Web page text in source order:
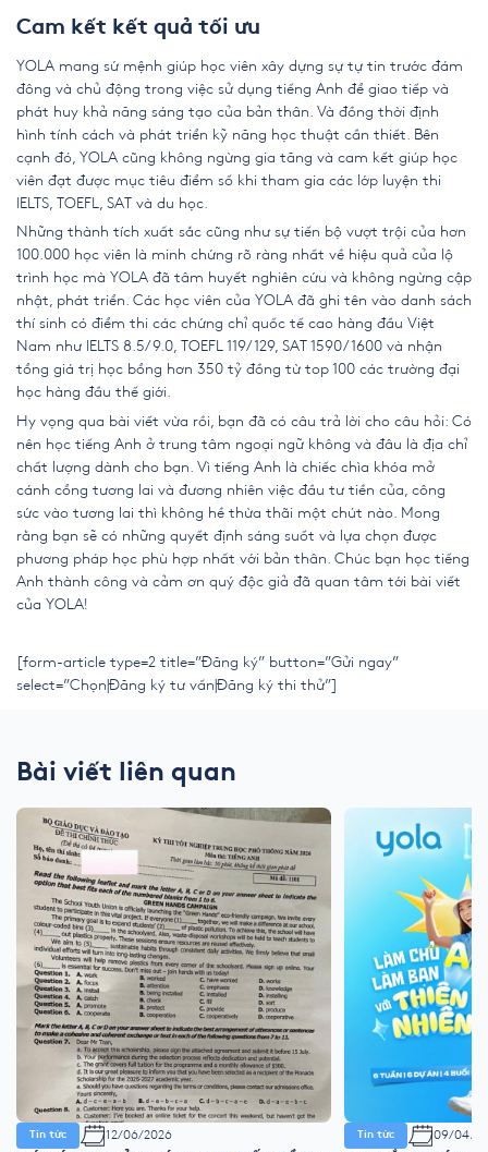
Cam kết kết quả tối ưu
YOLA mang sứ mệnh giúp học viên xây dựng sự tự tin trước đám
đông và chủ động trong việc sử dụng tiếng Anh để giao tiếp và
phát huy khả năng sáng tạo của bản thân. Và đồng thời định
hình tính cách và phát triển kỹ năng học thuật cần thiết. Bên
cạnh đó, YOLA cũng không ngừng gia tăng và cam kết giúp học
viên đạt được mục tiêu điểm số khi tham gia các lớp luyện thi
IELTS, TOEFL, SAT và du học.
Những thành tích xuất sắc cũng như sự tiến bộ vượt trội của hơn
100.000 học viên là minh chứng rõ ràng nhất về hiệu quả của lộ
trình học mà YOLA đã tâm huyết nghiên cứu và không ngừng cập
nhật, phát triển. Các học viên của YOLA đã ghi tên vào danh sách
thí sinh có điểm thi các chứng chỉ quốc tế cao hàng đầu Việt
Nam như IELTS 8.5/9.0, TOEFL 119/129, SAT 1590/1600 và nhận
tổng giá trị học bổng hơn 350 tỷ đồng từ top 100 các trường đại
học hàng đầu thế giới.
Hy vọng qua bài viết vừa rồi, bạn đã có câu trả lời cho câu hỏi: Có
nên học tiếng Anh ở trung tâm ngoại ngữ không và đâu là địa chỉ
chất lượng dành cho bạn. Vì tiếng Anh là chiếc chìa khóa mở
cánh cổng tương lai và đương nhiên việc đầu tư tiền của, công
sức vào tương lai thì không hề thừa thãi một chút nào. Mong
rằng bạn sẽ có những quyết định sáng suốt và lựa chọn được
phương pháp học phù hợp nhất với bản thân. Chúc bạn học tiếng
Anh thành công và cảm ơn quý độc giả đã quan tâm tới bài viết
của YOLA!
[form-article type=2 title=”Đăng ký” button=”Gửi ngay”
select=”Chọn|Đăng ký tư vấn|Đăng ký thi thử”]
Bài viết liên quan
Tin tức 12/06/2026 Tin tức 09/04/